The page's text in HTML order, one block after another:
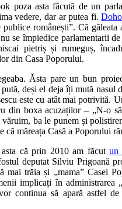
poza asta făcută de un
vedere, dar ar putea fi.
românești”. Că găleata
se împiedice parlamentarii
pietriș și rumeguș,
din Casa Poporului.
Ăsta pare un bun
deși el deja îți mută nasul
este cu atât mai potrivită.
din boxa acuzaților – „N-o
ba le punem și
că măreața Casă a Poporului
că prin 2010 am făcut un
deputat Silviu Prigoană
mai trăia și „mama” Casei
implicați în administrarea
continua să apară astfel